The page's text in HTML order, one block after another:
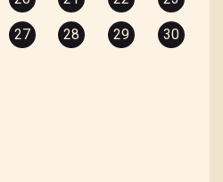
27 28 29 30